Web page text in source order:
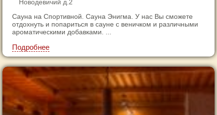
Новодевичий д.2
Сауна на Спортивной. Сауна Энигма. У нас Вы сможете
отдохнуть и попариться в сауне с веничком и различными
ароматическими добавками. ...
Подробнее